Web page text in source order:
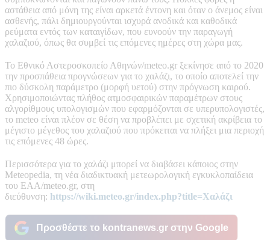
αστάθεια από μόνη της είναι αρκετά έντονη και όταν ο άνεμος είναι
ασθενής, πάλι δημιουργούνται ισχυρά ανοδικά και καθοδικά
ρεύματα εντός των καταιγίδων, που ευνοούν την παραγωγή
χαλαζιού, όπως θα συμβεί τις επόμενες ημέρες στη χώρα μας.
Το Εθνικό Αστεροσκοπείο Αθηνών/meteo.gr ξεκίνησε από το 2020
την προσπάθεια προγνώσεων για το χαλάζι, το οποίο αποτελεί την
πιο δύσκολη παράμετρο (μορφή υετού) στην πρόγνωση καιρού.
Χρησιμοποιώντας πλήθος ατμοσφαιρικών παραμέτρων στους
αλγορίθμους υπολογισμών που εφαρμόζονται σε υπερυπολογιστές,
το meteo είναι πλέον σε θέση να προβλέπει με σχετική ακρίβεια το
μέγιστο μέγεθος του χαλαζιού που πρόκειται να πλήξει μια περιοχή
τις επόμενες 48 ώρες.
Περισσότερα για το χαλάζι μπορεί να διαβάσει κάποιος στην
Meteopedia, τη νέα διαδικτυακή μετεωρολογική εγκυκλοπαίδεια
του ΕΑΑ/meteo.gr, στη
διεύθυνση: https://wiki.meteo.gr/index.php?title=Χαλάζι
Προσθέστε το kontranews.gr στην Google